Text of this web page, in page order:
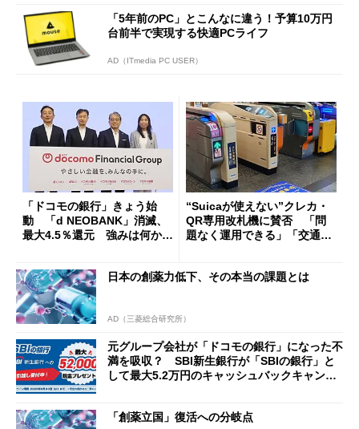
「5年前のPC」とこんなに違う！予算10万円
台前半で実現する快適PCライフ
AD（ITmedia PC USER）
「ドコモの銀行」きょう始
動 「d NEOBANK」消滅、
最大4.5％還元 強みは何か解
“Suicaが使えない”クレカ・
QR専用改札機に賛否 「問
題なく運用できる」「交通系I
日本の創薬力低下、その本当の課題とは
AD（三菱総合研究所）
元グループ会社が「ドコモの銀行」になった不
満を吸収？ SBI新生銀行が「SBIの銀行」と
して最大5.2万円のキャッシュバックキャンペ
「創薬立国」復活への分岐点